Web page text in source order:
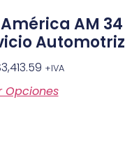
AM 34
Automotriz
3,413.59 +IVA
Opciones